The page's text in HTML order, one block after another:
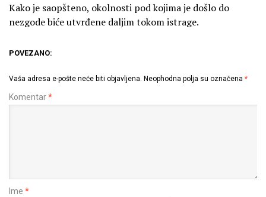
Kako je saopšteno, okolnosti pod kojima je došlo do
nezgode biće utvrđene daljim tokom istrage.
POVEZANO:
Vaša adresa e-pošte neće biti objavljena. Neophodna polja su označena *
Komentar*
Ime *